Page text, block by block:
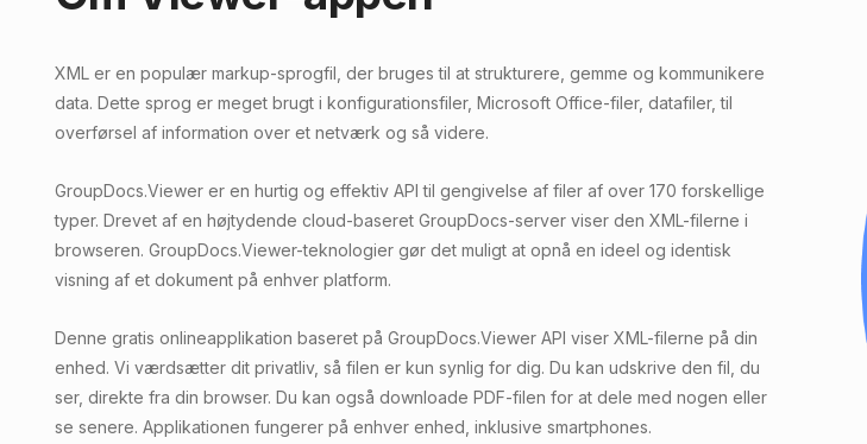
XML er en populær markup-sprogfil, der bruges til at strukturere, gemme og kommunikere
data. Dette sprog er meget brugt i konfigurationsfiler, Microsoft Office-filer, datafiler, til
overførsel af information over et netværk og så videre.
GroupDocs.Viewer er en hurtig og effektiv API til gengivelse af filer af over 170 forskellige
typer. Drevet af en højtydende cloud-baseret GroupDocs-server viser den XML-filerne i
browseren. GroupDocs.Viewer-teknologier gør det muligt at opnå en ideel og identisk
visning af et dokument på enhver platform.
Denne gratis onlineapplikation baseret på GroupDocs.Viewer API viser XML-filerne på din
enhed. Vi værdsætter dit privatliv, så filen er kun synlig for dig. Du kan udskrive den fil, du
ser, direkte fra din browser. Du kan også downloade PDF-filen for at dele med nogen eller
se senere. Applikationen fungerer på enhver enhed, inklusive smartphones.